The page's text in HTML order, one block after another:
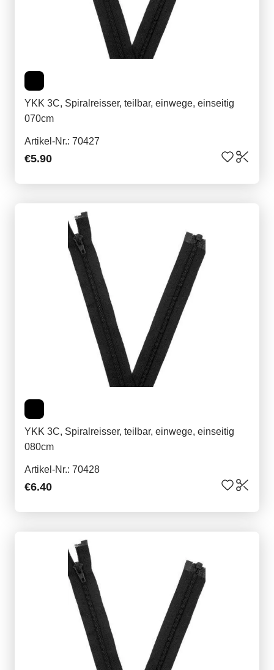
YKK 3C, Spiralreisser, teilbar, einwege, einseitig
070cm
Artikel-Nr.: 70427
€5.90
YKK 3C, Spiralreisser, teilbar, einwege, einseitig
080cm
Artikel-Nr.: 70428
€6.40